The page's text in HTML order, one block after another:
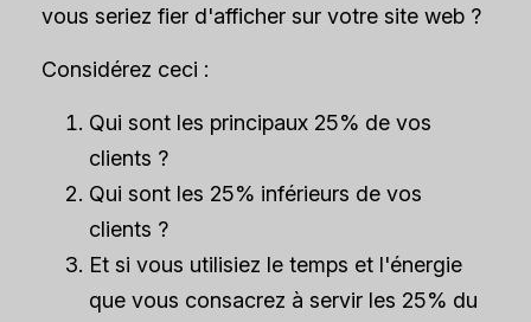
vous seriez fier d'afficher sur votre site web ?
Considérez ceci :
Qui sont les principaux 25% de vos
clients ?
Qui sont les 25% inférieurs de vos
clients ?
Et si vous utilisiez le temps et l'énergie
que vous consacrez à servir les 25% du